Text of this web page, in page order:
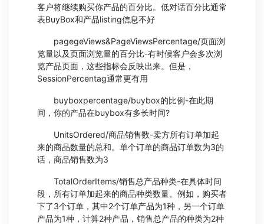
客户将继续购买你产品的百分比。低对话百分比通常
表BuyBox和产品listing信息不好
pagegeViews&PageViewsPercentage/页面浏
览量以及页面浏览量的百分比-有时候客户会多次浏
览产品页面，这些指标会反映出来。但是，
SessionPercentag通常更有用
buyboxpercentage/buybox的比例-在此期
间，你的产品在buybox有多长时间?
UnitsOrdered/商品销售数-卖方所有订单加起
来的商品数量的总和。单个订单的商品订单数为3的
话，商品销售数为3
TotalOrderItems/销售总产品种类-在具体时间
段，所有订单加起来的商品种类数量。例如，购买者
下了3个订单，其中2个订单产品为1种，另一个订单
产品为1种，计算2种产品，销售总产品的种类为2种